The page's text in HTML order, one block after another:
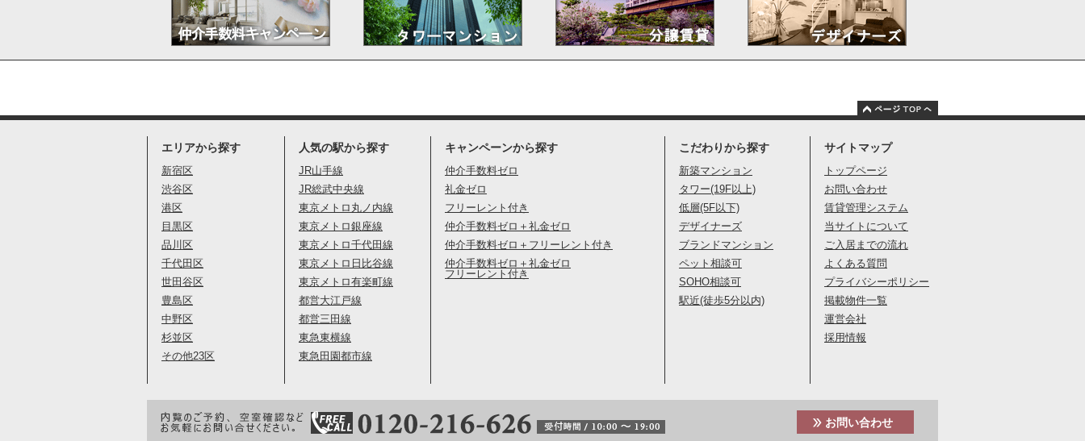
エリアから探す
新宿区
渋谷区
港区
目黒区
品川区
千代田区
世田谷区
豊島区
中野区
杉並区
その他23区
人気の駅から探す
JR山手線
JR総武中央線
東京メトロ丸ノ内線
東京メトロ銀座線
東京メトロ千代田線
東京メトロ日比谷線
東京メトロ有楽町線
都営大江戸線
都営三田線
東急東横線
東急田園都市線
キャンペーンから探す
仲介手数料ゼロ
礼金ゼロ
フリーレント付き
仲介手数料ゼロ＋礼金ゼロ
仲介手数料ゼロ＋フリーレント付き
仲介手数料ゼロ＋礼金ゼロ
フリーレント付き
こだわりから探す
新築マンション
タワー(19F以上)
低層(5F以下)
デザイナーズ
ブランドマンション
ペット相談可
SOHO相談可
駅近(徒歩5分以内)
サイトマップ
トップページ
お問い合わせ
賃貸管理システム
当サイトについて
ご入居までの流れ
よくある質問
プライバシーポリシー
掲載物件一覧
運営会社
採用情報
お問い合わせ